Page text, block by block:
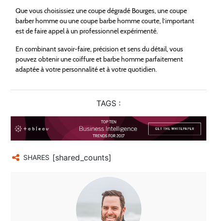
Que vous choisissiez une coupe dégradé Bourges, une coupe
barber homme ou une coupe barbe homme courte, l’important
est de faire appel à un professionnel expérimenté.
En combinant savoir-faire, précision et sens du détail, vous
pouvez obtenir une coiffure et barbe homme parfaitement
adaptée à votre personnalité et à votre quotidien.
TAGS :
SHARES [shared_counts]